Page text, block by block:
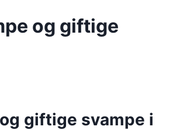
og giftige
giftige svampe i